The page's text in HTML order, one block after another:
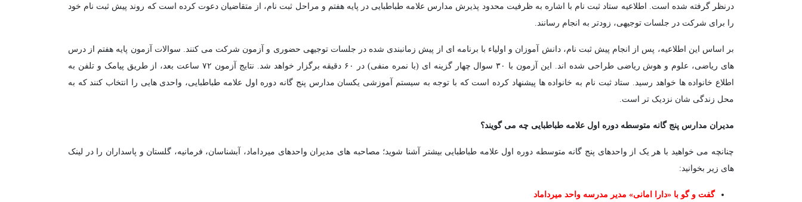
درنظر گرفته شده است. اطلاعیه ستاد ثبت نام با اشاره به ظرفیت محدود پذیرش مدارس علامه طباطبایی در پایه هفتم و مراحل ثبت نام، از متقاضیان دعوت کرده است که روند پیش ثبت نام خود
را برای شرکت در جلسات توجیهی، زودتر به انجام رسانند.
بر اساس این اطلاعیه، پس از انجام پیش ثبت نام، دانش آموزان و اولیاء با برنامه ای از پیش زمانبندی شده در جلسات توجیهی حضوری و آزمون شرکت می کنند. سوالات آزمون پایه هفتم از درس
های ریاضی، علوم و هوش ریاضی طراحی شده اند. این آزمون با ۳۰ سوال چهار گزینه ای (با نمره منفی) در ۶۰ دقیقه برگزار خواهد شد. نتایج آزمون ۷۲ ساعت بعد، از طریق پیامک و تلفن به
اطلاع خانواده ها خواهد رسید. ستاد ثبت نام به خانواده ها پیشنهاد کرده است که با توجه به سیستم آموزشی یکسان مدارس پنج گانه دوره اول علامه طباطبایی، واحدی هایی را انتخاب کنند که به
محل زندگی شان نزدیک تر است.
مدیران مدارس پنج گانه متوسطه دوره اول علامه طباطبایی چه می گویند؟
چنانچه می خواهید با هر یک از واحدهای پنج گانه متوسطه دوره اول علامه طباطبایی بیشتر آشنا شوید؛ مصاحبه های مدیران واحدهای میرداماد، آبشناسان، فرمانیه، گلستان و پاسداران را در لینک
های زیر بخوانید:
گفت و گو با «دارا امانی» مدیر مدرسه واحد میرداماد